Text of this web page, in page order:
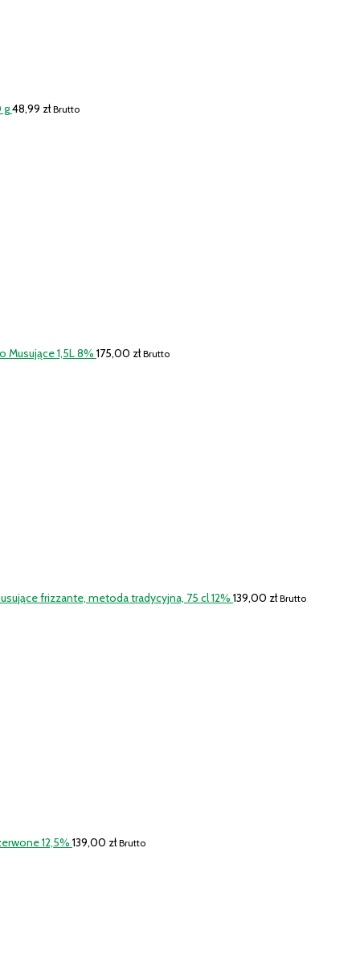
g48,99 zł Brutto
Musujące 1,5L 8% 175,00 zł Brutto
frizzante, metoda tradycyjna, 75 cl 12% 139,00 zł Brutto
12,5% 139,00 zł Brutto